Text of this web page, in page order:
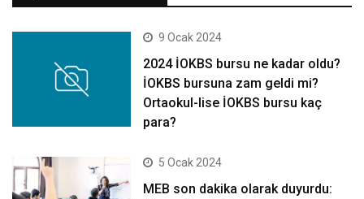
9 Ocak 2024
2024 İOKBS bursu ne kadar oldu?
İOKBS bursuna zam geldi mi?
Ortaokul-lise İOKBS bursu kaç
para?
5 Ocak 2024
MEB son dakika olarak duyurdu: